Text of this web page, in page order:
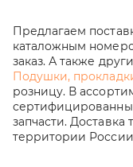
Предлагаем
каталожным
заказ. А также
Подушки,
розницу. В
запчасти. Доставка
территории